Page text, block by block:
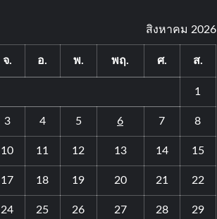
สิงหาคม 2026
จ. อ. พ. พฤ. ศ. ส.
1
3 4 5 6 7 8
10 11 12 13 14 15
17 18 19 20 21 22
24 25 26 27 28 29